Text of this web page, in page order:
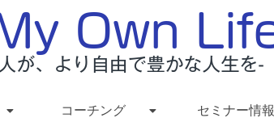
コーチング セミナー情報